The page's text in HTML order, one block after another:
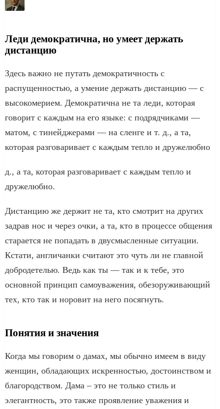
Леди демократична, но умеет держать
дистанцию
Здесь важно не путать демократичность с
распущенностью, а умение держать дистанцию — с
высокомерием. Демократична не та леди, которая
говорит с каждым на его языке: с подрядчиками —
матом, с тинейджерами — на сленге и т. д., а та,
которая разговаривает с каждым тепло и дружелюбно
д., а та, которая разговаривает с каждым тепло и
дружелюбно.
Дистанцию же держит не та, кто смотрит на других
задрав нос и через очки, а та, кто в процессе общения
старается не попадать в двусмысленные ситуации.
Кстати, англичанки считают это чуть ли не главной
добродетелью. Ведь как ты — так и к тебе, это
основной принцип самоуважения, обезоруживающий
тех, кто так и норовит на него посягнуть.
Понятия и значения
Когда мы говорим о дамах, мы обычно имеем в виду
женщин, обладающих искренностью, достоинством и
благородством. Дама – это не только стиль и
элегантность, это также проявление уважения и